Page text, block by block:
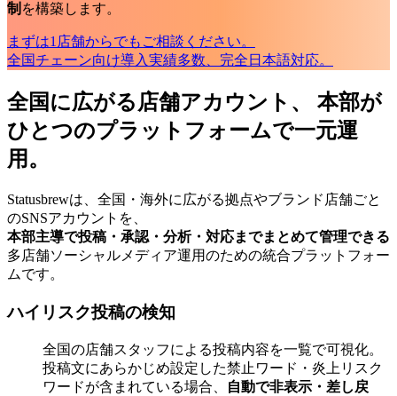
制 を構築します。
まずは1店舗からでもご相談ください。
全国チェーン向け導入実績多数、完全日本語対応。
全国に広がる店舗アカウント、 本部が
ひとつのプラットフォームで一元運
用。
Statusbrewは、全国・海外に広がる拠点やブランド店舗ごと
のSNSアカウントを、
本部主導で投稿・承認・分析・対応までまとめて管理できる
多店舗ソーシャルメディア運用のための統合プラットフォー
ムです。
ハイリスク投稿の検知
全国の店舗スタッフによる投稿内容を一覧で可視化。
投稿文にあらかじめ設定した禁止ワード・炎上リスク
ワードが含まれている場合、
自動で非表示・差し戻